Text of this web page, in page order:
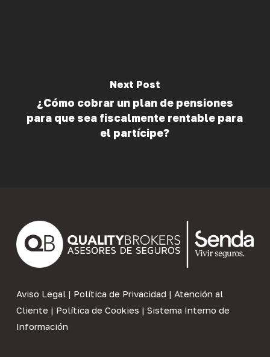
Next Post
¿Cómo cobrar un plan de pensiones
para que sea fiscalmente rentable para
el partícipe?
Aviso Legal| Política de Privacidad | Atención al
Cliente | Política de Cookies | Sistema Interno de
Información